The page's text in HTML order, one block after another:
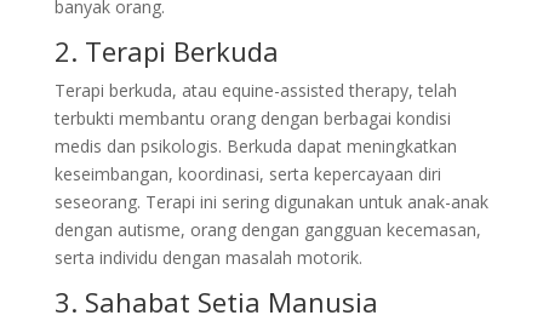
banyak orang.
2. Terapi Berkuda
Terapi berkuda, atau equine-assisted therapy, telah
terbukti membantu orang dengan berbagai kondisi
medis dan psikologis. Berkuda dapat meningkatkan
keseimbangan, koordinasi, serta kepercayaan diri
seseorang. Terapi ini sering digunakan untuk anak-anak
dengan autisme, orang dengan gangguan kecemasan,
serta individu dengan masalah motorik.
3. Sahabat Setia Manusia